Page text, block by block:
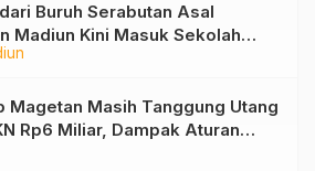
Buruh Serabutan Asal
Madiun Kini Masuk Sekolah
Magetan Masih Tanggung Utang
Rp6 Miliar, Dampak Aturan
dan Tekanan Fiskal